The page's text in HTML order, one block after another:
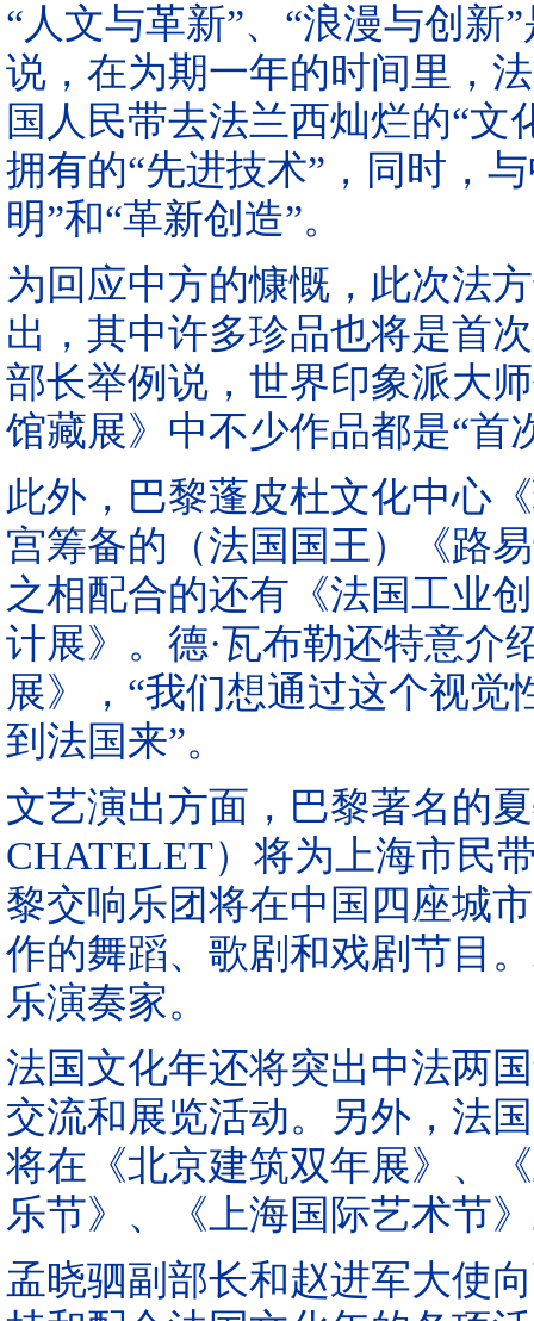
“人文与革新”、“浪漫与创新
说，在为期一年的时间里，
国人民带去法兰西灿烂的“
拥有的“先进技术”，同时，
明”和“革新创造”。
为回应中方的慷慨，此次法
出，其中许多珍品也将是首
部长举例说，世界印象派大
馆藏展》中不少作品都是“首
此外，巴黎蓬皮杜文化中心
宫筹备的（法国国王）《路
之相配合的还有《法国工业
计展》。德·瓦布勒还特意介
展》，“我们想通过这个视
到法国来”。
文艺演出方面，巴黎著名的
CHATELET）将为上海市民
黎交响乐团将在中国四座城
作的舞蹈、歌剧和戏剧节目
乐演奏家。
法国文化年还将突出中法两
交流和展览活动。另外，法
将在《北京建筑双年展》、
乐节》、《上海国际艺术节
孟晓驷副部长和赵进军大使